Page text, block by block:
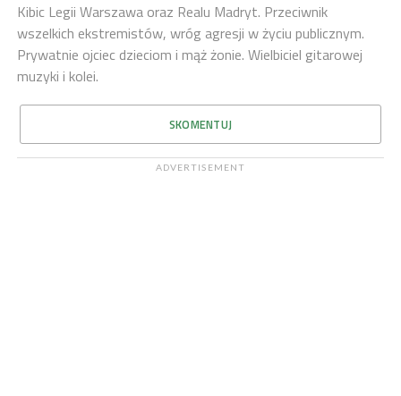
Kibic Legii Warszawa oraz Realu Madryt. Przeciwnik
wszelkich ekstremistów, wróg agresji w życiu publicznym.
Prywatnie ojciec dzieciom i mąż żonie. Wielbiciel gitarowej
muzyki i kolei.
SKOMENTUJ
ADVERTISEMENT